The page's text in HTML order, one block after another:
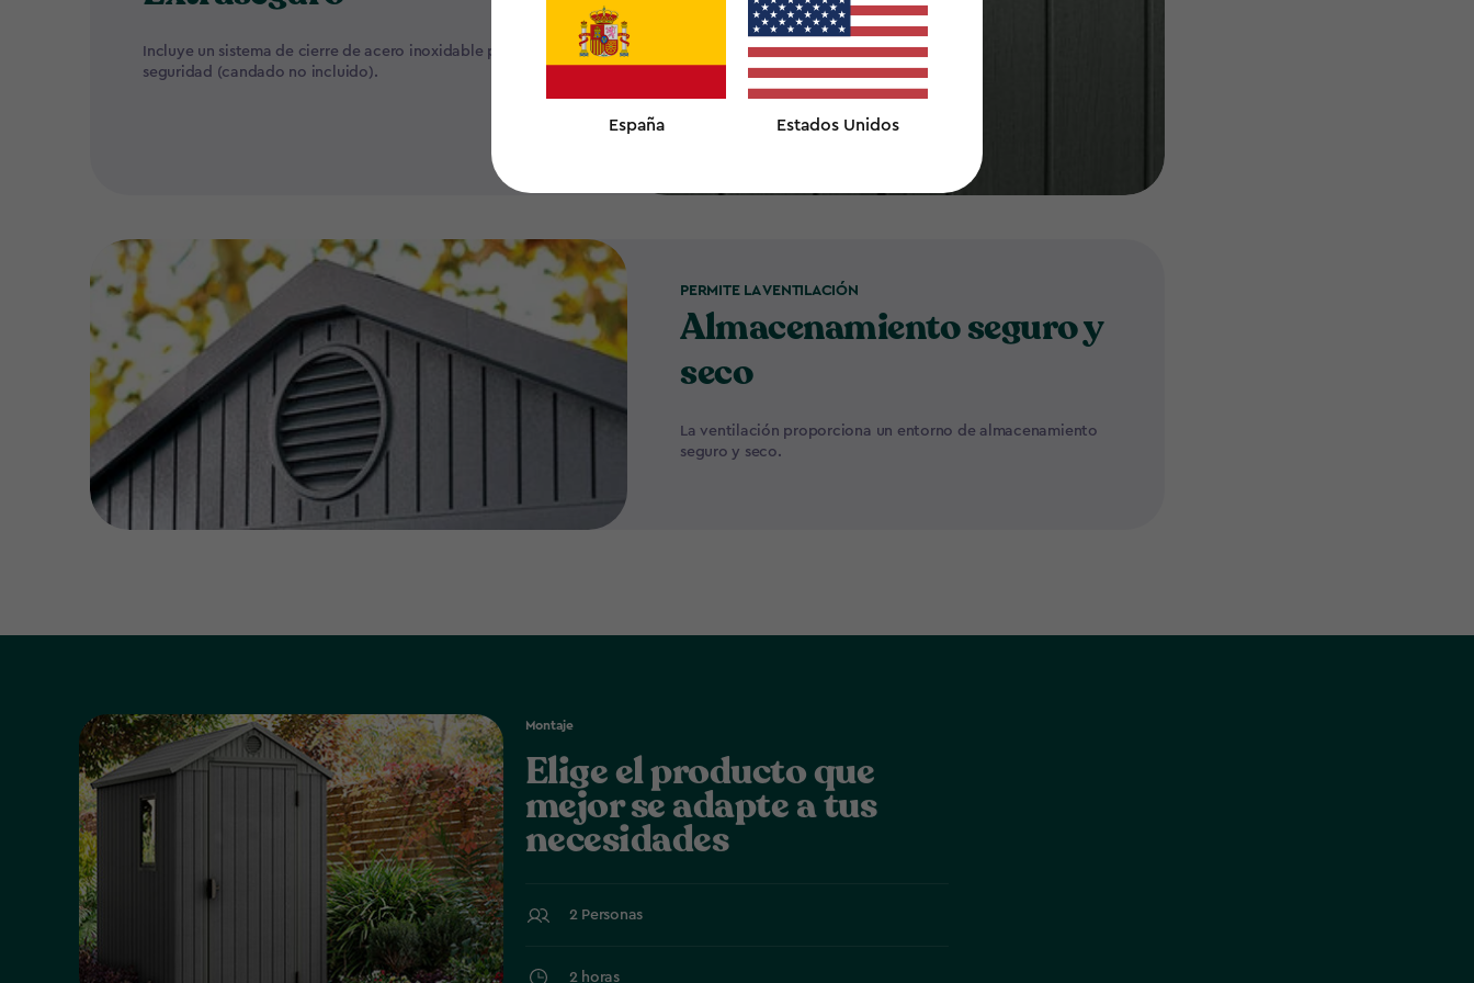
España Estados Unidos
Incluye un sistema de cierre de acero inoxidable para mayor
seguridad (candado no incluido).
PERMITE LA VENTILACIÓN
Almacenamiento seguro y
seco
La ventilación proporciona un entorno de almacenamiento
seguro y seco.
Montaje
Elige el producto que
mejor se adapte a tus
necesidades
2 Personas
2 horas